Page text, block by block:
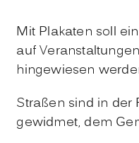
Mit Plakaten soll
auf
hingewiesen
Straßen sind in der
gewidmet, dem